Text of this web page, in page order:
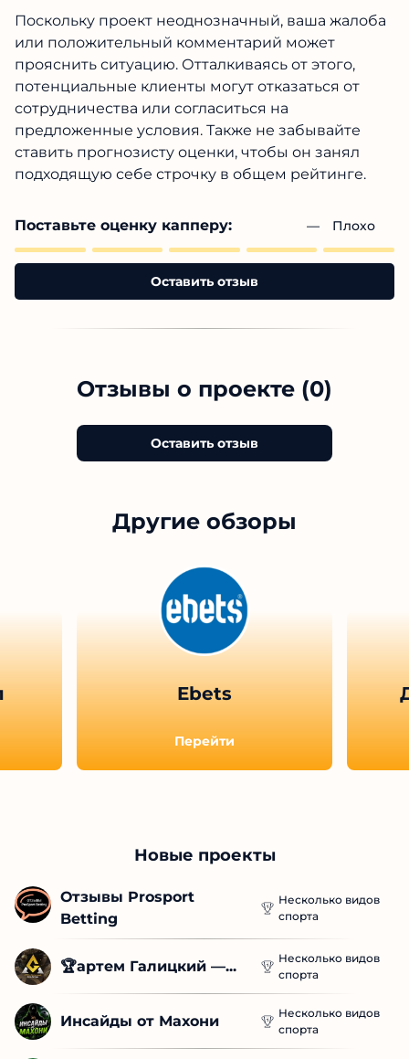
Поскольку проект неоднозначный, ваша жалоба
или положительный комментарий может
прояснить ситуацию. Отталкиваясь от этого,
потенциальные клиенты могут отказаться от
сотрудничества или согласиться на
предложенные условия. Также не забывайте
ставить прогнозисту оценки, чтобы он занял
подходящую себе строчку в общем рейтинге.
Поставьте оценку капперу: — Плохо
Оставить отзыв
Отзывы о проекте (0)
Оставить отзыв
Другие обзоры
Ebets
Перейти
Новые проекты
Отзывы Prosport
Betting
Несколько видов
спорта
🏆артем Галицкий —...
Несколько видов
спорта
Инсайды от Махони
Несколько видов
спорта